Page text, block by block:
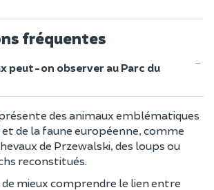
fréquentes
peut-on observer au Parc du
des animaux emblématiques
de la faune européenne, comme
de Przewalski, des loups ou
reconstitués.
mieux comprendre le lien entre